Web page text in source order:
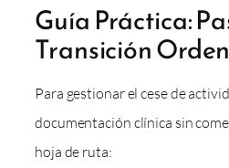
Guía Práctica:
Transición
Para gestionar el cese de
documentación clínica sin
hoja de ruta: